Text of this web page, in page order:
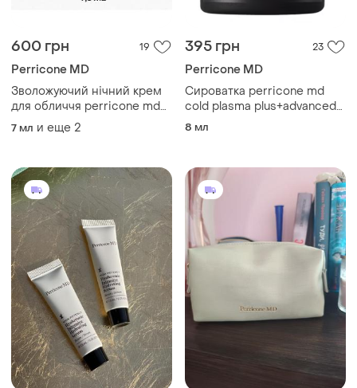
600 грн 19
Perricone MD
Зволожуючий нічний крем
для обличчя perricone md
high potency retinol
recovery overnight
7 мл и еще 2
395 грн 23
Perricone MD
Сироватка perricone md
cold plasma plus+advanced
serum concentrate 7,5 мл
8 мл